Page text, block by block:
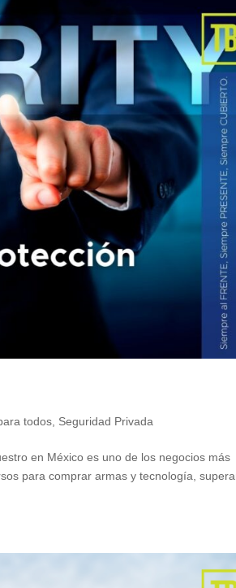
todos Seguridad Privada
en México es uno de los negocios más
para comprar armas y tecnología,